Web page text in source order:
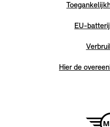
EU-
Hier de